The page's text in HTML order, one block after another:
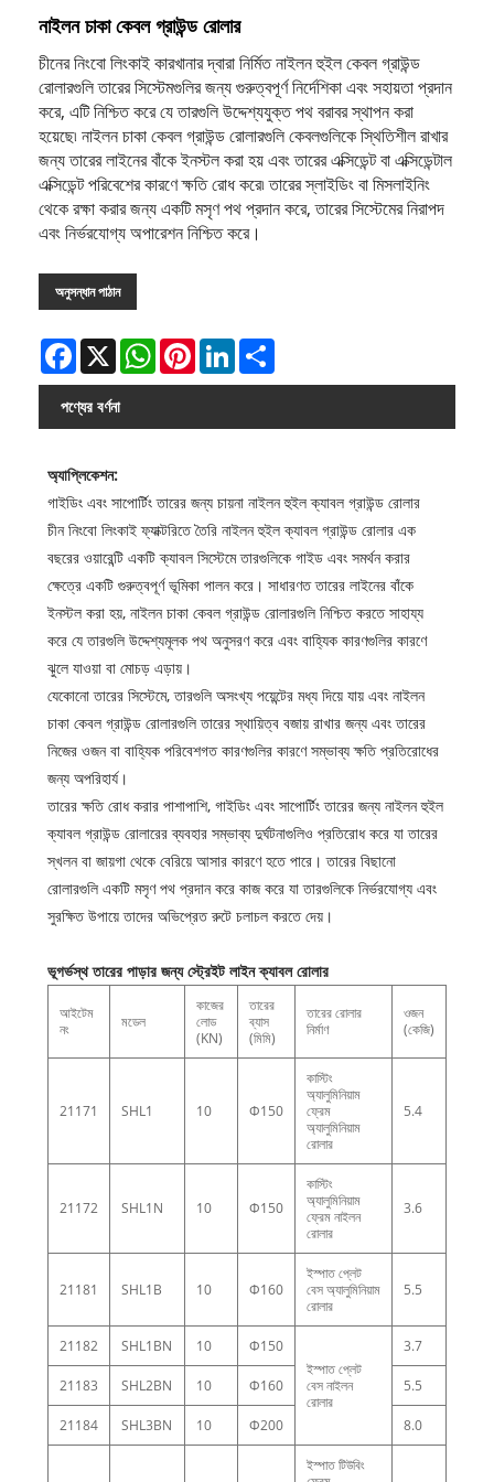
নাইলন চাকা কেবল গ্রাউন্ড রোলার
চীনের নিংবো লিংকাই কারখানার দ্বারা নির্মিত নাইলন হুইল কেবল গ্রাউন্ড
রোলারগুলি তারের সিস্টেমগুলির জন্য গুরুত্বপূর্ণ নির্দেশিকা এবং সহায়তা প্রদান
করে, এটি নিশ্চিত করে যে তারগুলি উদ্দেশ্যযুক্ত পথ বরাবর স্থাপন করা
হয়েছে৷ নাইলন চাকা কেবল গ্রাউন্ড রোলারগুলি কেবলগুলিকে স্থিতিশীল রাখার
জন্য তারের লাইনের বাঁকে ইনস্টল করা হয় এবং তারের এক্সিডেন্ট বা এক্সিডেন্টাল
এক্সিডেন্ট পরিবেশের কারণে ক্ষতি রোধ করে৷ তারের স্লাইডিং বা মিসলাইনিং
থেকে রক্ষা করার জন্য একটি মসৃণ পথ প্রদান করে, তারের সিস্টেমের নিরাপদ
এবং নির্ভরযোগ্য অপারেশন নিশ্চিত করে।
অনুসন্ধান পাঠান
Facebook
X WhatsAppPinterestLinkedIn
পণ্যের বর্ণনা
অ্যাপ্লিকেশন:
গাইডিং এবং সাপোর্টিং তারের জন্য চায়না নাইলন হুইল ক্যাবল গ্রাউন্ড রোলার
চীন নিংবো লিংকাই ফ্যাক্টরিতে তৈরি নাইলন হুইল ক্যাবল গ্রাউন্ড রোলার এক
বছরের ওয়ারেন্টি একটি ক্যাবল সিস্টেমে তারগুলিকে গাইড এবং সমর্থন করার
ক্ষেত্রে একটি গুরুত্বপূর্ণ ভূমিকা পালন করে। সাধারণত তারের লাইনের বাঁকে
ইনস্টল করা হয়, নাইলন চাকা কেবল গ্রাউন্ড রোলারগুলি নিশ্চিত করতে সাহায্য
করে যে তারগুলি উদ্দেশ্যমূলক পথ অনুসরণ করে এবং বাহ্যিক কারণগুলির কারণে
ঝুলে যাওয়া বা মোচড় এড়ায়।
যেকোনো তারের সিস্টেমে, তারগুলি অসংখ্য পয়েন্টের মধ্য দিয়ে যায় এবং নাইলন
চাকা কেবল গ্রাউন্ড রোলারগুলি তারের স্থায়িত্ব বজায় রাখার জন্য এবং তারের
নিজের ওজন বা বাহ্যিক পরিবেশগত কারণগুলির কারণে সম্ভাব্য ক্ষতি প্রতিরোধের
জন্য অপরিহার্য।
তারের ক্ষতি রোধ করার পাশাপাশি, গাইডিং এবং সাপোর্টিং তারের জন্য নাইলন হুইল
ক্যাবল গ্রাউন্ড রোলারের ব্যবহার সম্ভাব্য দুর্ঘটনাগুলিও প্রতিরোধ করে যা তারের
স্খলন বা জায়গা থেকে বেরিয়ে আসার কারণে হতে পারে। তারের বিছানো
রোলারগুলি একটি মসৃণ পথ প্রদান করে কাজ করে যা তারগুলিকে নির্ভরযোগ্য এবং
সুরক্ষিত উপায়ে তাদের অভিপ্রেত রুটে চলাচল করতে দেয়।
ভূগর্ভস্থ তারের পাড়ার জন্য স্ট্রেইট লাইন ক্যাবল রোলার
আইটেম
নং
মডেল
কাজের
লোড
(KN)
তারের
ব্যাস
(মিমি)
তারের রোলার
নির্মাণ
ওজন
(কেজি)
21171 SHL1 10 Φ150
কাস্টিং
অ্যালুমিনিয়াম
ফ্রেম
অ্যালুমিনিয়াম
রোলার
5.4
21172 SHL1N 10 Φ150
কাস্টিং
অ্যালুমিনিয়াম
ফ্রেম নাইলন
রোলার
3.6
21181 SHL1B 10 Φ160
ইস্পাত প্লেট
বেস অ্যালুমিনিয়াম
রোলার
5.5
21182 SHL1BN 10
Φ150
ইস্পাত প্লেট
বেস নাইলন
রোলার
3.7
21183 SHL2BN 10 Φ160 5.5
21184 SHL3BN 10 Φ200 8.0
ইস্পাত টিউবিং